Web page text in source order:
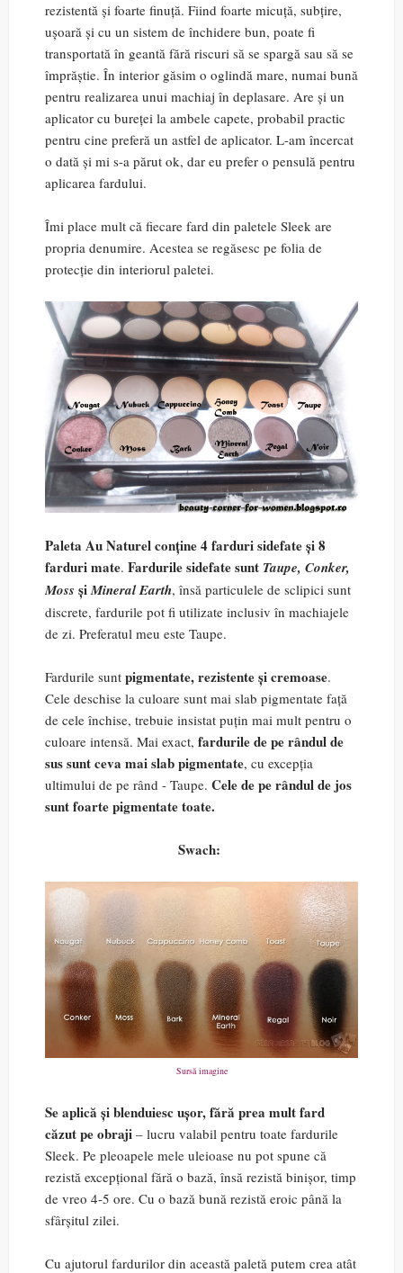
rezistentă și foarte finuță. Fiind foarte micuță, subțire,
ușoară și cu un sistem de închidere bun, poate fi
transportată în geantă fără riscuri să se spargă sau să se
împrăștie. În interior găsim o oglindă mare, numai bună
pentru realizarea unui machiaj în deplasare. Are și un
aplicator cu bureței la ambele capete, probabil practic
pentru cine preferă un astfel de aplicator. L-am încercat
o dată și mi s-a părut ok, dar eu prefer o pensulă pentru
aplicarea fardului.
Îmi place mult că fiecare fard din paletele Sleek are
propria denumire. Acestea se regăsesc pe folia de
protecție din interiorul paletei.
Paleta Au Naturel conține4 farduri sidefate și 8
farduri mate. Fardurile sidefate sunt Taupe, Conker,
Moss șiMineral Earth, însă particulele de sclipici sunt
discrete, fardurile pot fi utilizate inclusiv în machiajele
de zi. Preferatul meu este Taupe.
Fardurile sunt pigmentate, rezistente și cremoase.
Cele deschise la culoare sunt mai slab pigmentate față
de cele închise, trebuie insistat puțin mai mult pentru o
culoare intensă. Mai exact, fardurile de pe rândul de
sus sunt ceva mai slab pigmentate, cu excepția
ultimului de pe rând - Taupe. Cele de pe rândul de jos
sunt foarte pigmentate toate.
Swach:
Sursă imagine
Se aplică și blenduiesc ușor, fără prea mult fard
căzut pe obraji – lucru valabil pentru toate fardurile
Sleek. Pe pleoapele mele uleioase nu pot spune că
rezistă excepțional fără o bază, însă rezistă binișor, timp
de vreo 4-5 ore. Cu o bază bună rezistă eroic până la
sfârșitul zilei.
Cu ajutorul fardurilor din această paletă putem crea atât